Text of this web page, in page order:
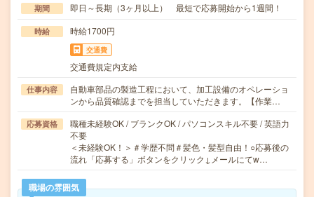
期間 即日～長期（3ヶ月以上） 最短で応募開始から1週間！
時給 時給1700円
交通費
交通費規定内支給
仕事内容
自動車部品の製造工程において、加工設備のオペレーショ
ンから品質確認までを担当していただきます。【作業…
応募資格
職種未経験OK / ブランクOK / パソコンスキル不要 / 英語力
不要
＜未経験OK！＞＃学歴不問＃髪色・髪型自由！○応募後の
流れ「応募する」ボタンをクリック↓メールにてw…
職場の雰囲気